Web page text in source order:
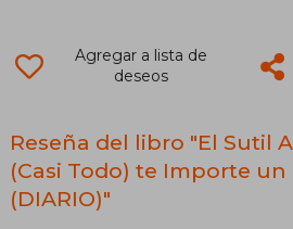
Agregar a lista de
deseos
Reseña del libro "El Sutil
(Casi Todo) te Importe un
(DIARIO)"